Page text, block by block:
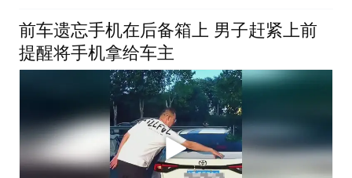
前车遗忘手机在后备箱上 男子赶紧上前
提醒将手机拿给车主